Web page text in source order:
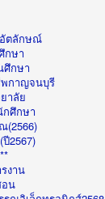
ตลักษณ์
กษา
ศึกษา
กาญจนบุรี
าลัย
กศึกษา
(2566)
2567)
งาน
อน